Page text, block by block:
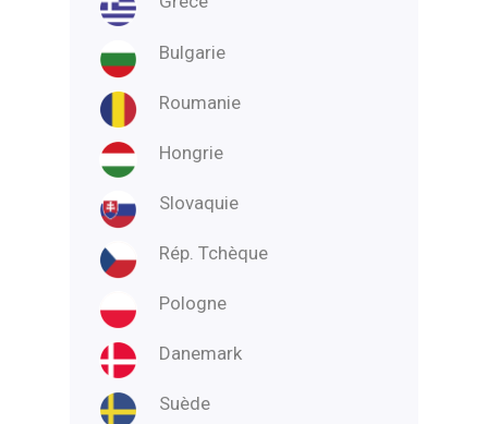
Bulgarie
Roumanie
Hongrie
Slovaquie
Rép. Tchèque
Pologne
Danemark
Suède